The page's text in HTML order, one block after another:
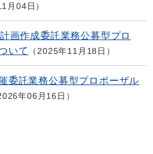
月04日
画作成委託業務公募型プロ
いて
2025年11月18日
委託業務公募型プロポーザル
年06月16日